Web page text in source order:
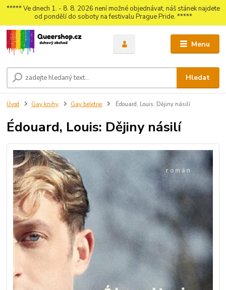
***** Ve dnech 1. - 8. 8. 2026 není možné objednávat, náš stánek najdete
od pondělí do soboty na festivalu Prague Pride. *****
Menu
Hledat
Úvod Gay knihy Gay beletrie Édouard, Louis: Dějiny násilí
Édouard, Louis: Dějiny násilí